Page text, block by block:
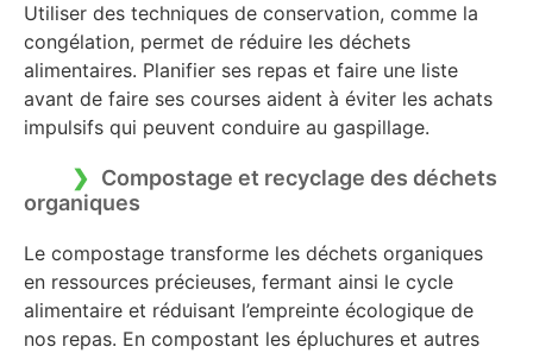
Utiliser des techniques de conservation, comme la
congélation, permet de réduire les déchets
alimentaires. Planifier ses repas et faire une liste
avant de faire ses courses aident à éviter les achats
impulsifs qui peuvent conduire au gaspillage.
Compostage et recyclage des déchets
organiques
Le compostage transforme les déchets organiques
en ressources précieuses, fermant ainsi le cycle
alimentaire et réduisant l’empreinte écologique de
nos repas. En compostant les épluchures et autres